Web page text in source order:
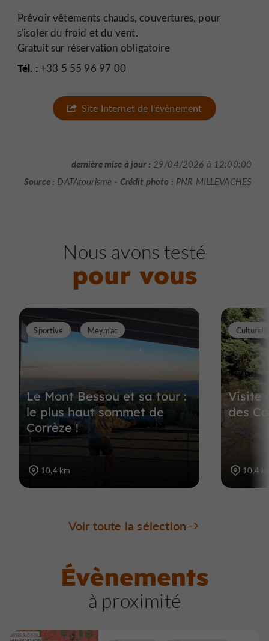
Prévoir vêtements chauds, couvertures, pour
s'isoler du froid et du vent.
Gratuit sur réservation obligatoire
Tél. :+33 5 55 96 97 00
Site Internet de l'évènement
dernière mise à jour : 29/04/2026 à 12:00:00
Source : DATAtourisme - Crédit photo : PNR MILLEVACHES
Nous avons testé
pour vous
Le Mont Bessou et sa tour :
le plus haut sommet de
Corrèze !
Sportive Meymac
10,4 km
Visite
des
10,4
Voir toute la sélection
Évènements
à proximité